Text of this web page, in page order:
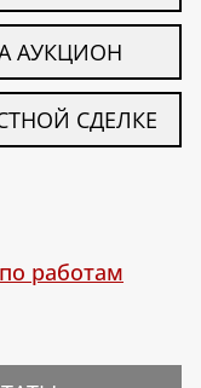
АУКЦИОН
СДЕЛКЕ
работам